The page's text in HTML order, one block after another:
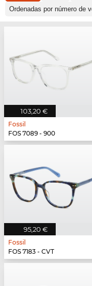
103,20 €
Fossil
FOS 7089 - 900
95,20 €
Fossil
FOS 7183 - CVT